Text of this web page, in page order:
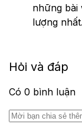
những bài
lượng nhất.
Hỏi và đáp
Có 0 bình luận